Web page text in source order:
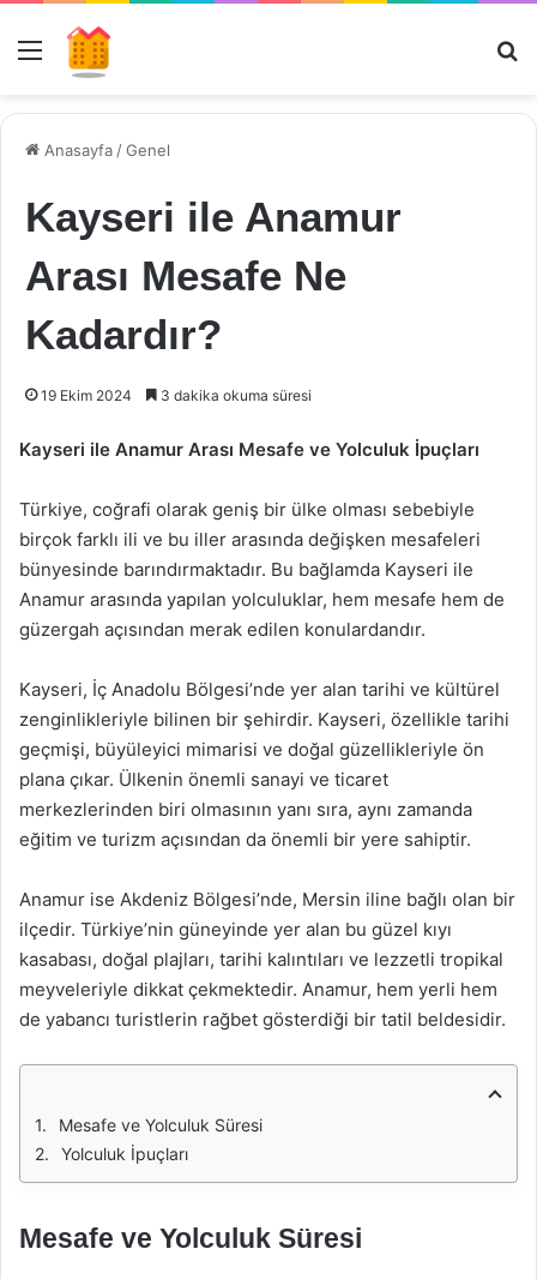
Menü
Anasayfa /Genel
Kayseri ile Anamur
Arası Mesafe Ne
Kadardır?
19 Ekim 2024 3 dakika okuma süresi
Kayseri ile Anamur Arası Mesafe ve Yolculuk İpuçları
Türkiye, coğrafi olarak geniş bir ülke olması sebebiyle
birçok farklı ili ve bu iller arasında değişken mesafeleri
bünyesinde barındırmaktadır. Bu bağlamda Kayseri ile
Anamur arasında yapılan yolculuklar, hem mesafe hem de
güzergah açısından merak edilen konulardandır.
Kayseri, İç Anadolu Bölgesi’nde yer alan tarihi ve kültürel
zenginlikleriyle bilinen bir şehirdir. Kayseri, özellikle tarihi
geçmişi, büyüleyici mimarisi ve doğal güzellikleriyle ön
plana çıkar. Ülkenin önemli sanayi ve ticaret
merkezlerinden biri olmasının yanı sıra, aynı zamanda
eğitim ve turizm açısından da önemli bir yere sahiptir.
Anamur ise Akdeniz Bölgesi’nde, Mersin iline bağlı olan bir
ilçedir. Türkiye’nin güneyinde yer alan bu güzel kıyı
kasabası, doğal plajları, tarihi kalıntıları ve lezzetli tropikal
meyveleriyle dikkat çekmektedir. Anamur, hem yerli hem
de yabancı turistlerin rağbet gösterdiği bir tatil beldesidir.
Mesafe ve Yolculuk Süresi
Yolculuk İpuçları
Mesafe ve Yolculuk Süresi